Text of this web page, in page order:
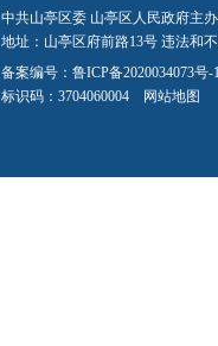
中共山亭区委 山亭区人民政府主
地址：山亭区府前路13号 违法和
备案编号： 鲁ICP备2020034073号-
标识码：3704060004 网站地图